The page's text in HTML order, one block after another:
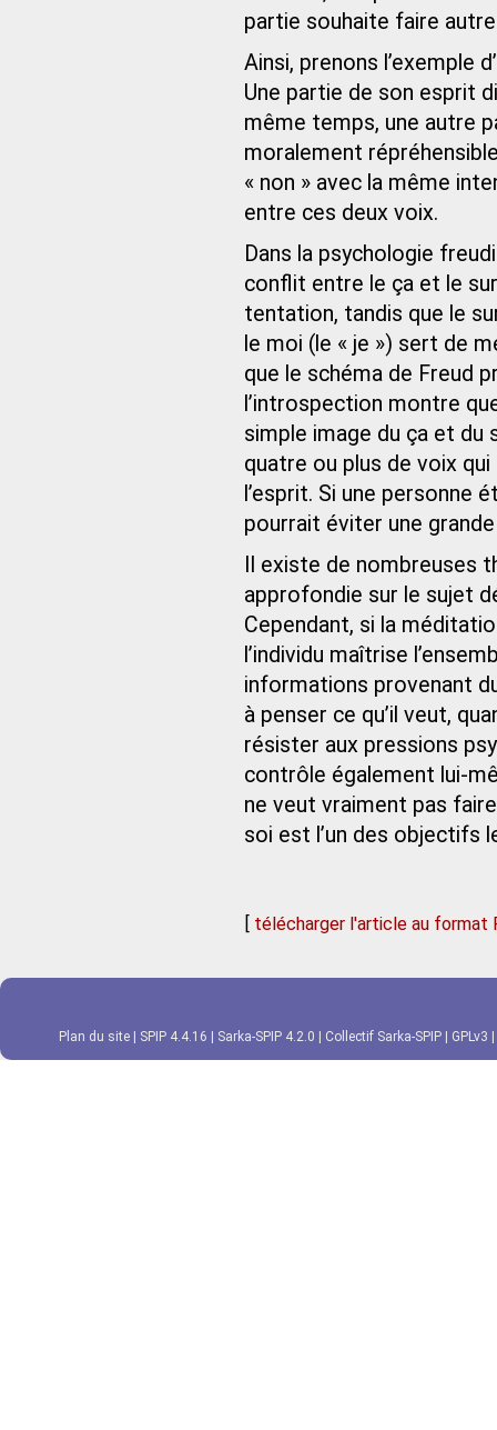
partie souhaite faire
Ainsi, prenons l’exemple
Une partie de son esprit
même temps, une autre
moralement
« non » avec la même
entre ces deux voix.
Dans la psychologie
conflit entre le ça et le
tentation, tandis que le
le moi (le « je ») sert de
que le schéma de Freud
l’introspection montre
simple image du ça et du
quatre ou plus de voix
l’esprit. Si une personne
pourrait éviter une
Il existe de nombreuses
approfondie sur le sujet
Cependant, si la
l’individu maîtrise
informations provenant
à penser ce qu’il veut,
résister aux pressions
contrôle également lui-
ne veut vraiment pas
soi est l’un des objectifs
[ télécharger l'article au format
Plan du site SPIP 4.4.16 Sarka-SPIP 4.2.0 Collectif Sarka-SPIP GPLv3